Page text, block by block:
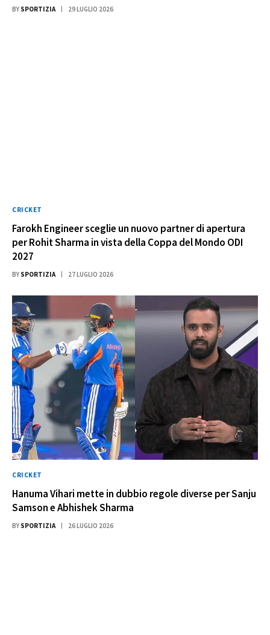
BY SPORTIZIA 29 LUGLIO 2026
CRICKET
Farokh Engineer sceglie un nuovo partner di apertura
per Rohit Sharma in vista della Coppa del Mondo ODI
2027
BY SPORTIZIA 27 LUGLIO 2026
CRICKET
Hanuma Vihari mette in dubbio regole diverse per Sanju
Samson e Abhishek Sharma
BY SPORTIZIA 26 LUGLIO 2026